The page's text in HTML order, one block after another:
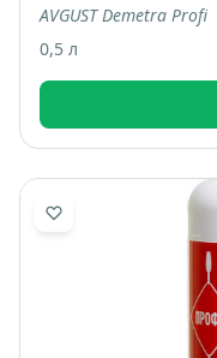
AVGUST Demetra Profi
0,5 л